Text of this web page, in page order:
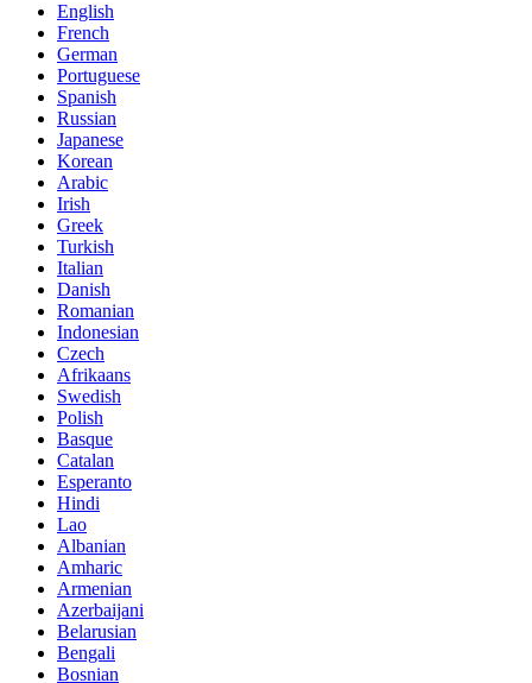
English
French
German
Portuguese
Spanish
Russian
Japanese
Korean
Arabic
Irish
Greek
Turkish
Italian
Danish
Romanian
Indonesian
Czech
Afrikaans
Swedish
Polish
Basque
Catalan
Esperanto
Hindi
Lao
Albanian
Amharic
Armenian
Azerbaijani
Belarusian
Bengali
Bosnian